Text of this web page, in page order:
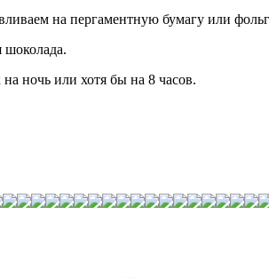
на пергаментную бумагу или
шоколада.
ночь или хотя бы на 8 часов.